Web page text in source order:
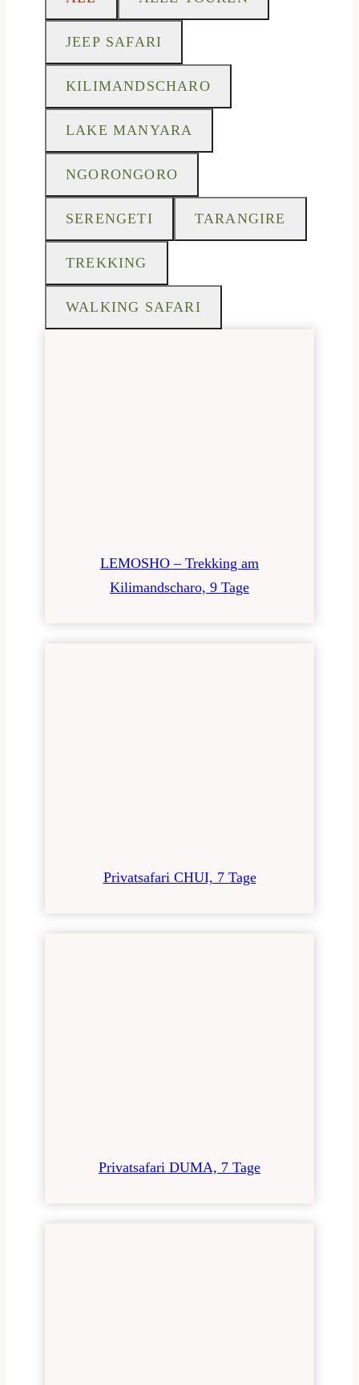
JEEP SAFARI
KILIMANDSCHARO
LAKE MANYARA
NGORONGORO
SERENGETI TARANGIRE
TREKKING
WALKING SAFARI
LEMOSHO – Trekking am
Kilimandscharo, 9 Tage
Privatsafari CHUI, 7 Tage
Privatsafari DUMA, 7 Tage